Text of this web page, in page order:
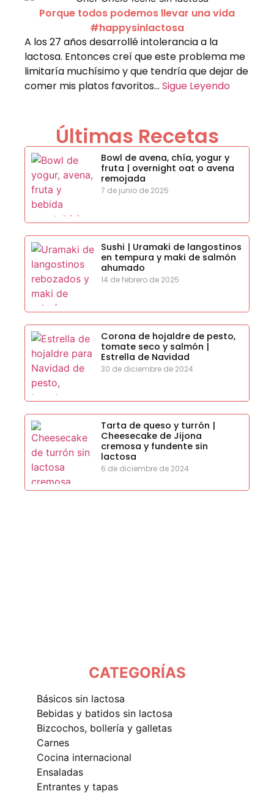
Porque todos podemos llevar una vida
#happysinlactosa
A los 27 años desarrollé intolerancia a la
lactosa. Entonces creí que este problema me
limitaría muchísimo y que tendría que dejar de
comer mis platos favoritos… Sigue Leyendo
Últimas Recetas
Bowl de avena, chía, yogur y
fruta | overnight oat o avena
remojada
7 de junio de 2025
Sushi | Uramaki de langostinos
en tempura y maki de salmón
ahumado
14 de febrero de 2025
Corona de hojaldre de pesto,
tomate seco y salmón |
Estrella de Navidad
30 de diciembre de 2024
Tarta de queso y turrón |
Cheesecake de Jijona
cremosa y fundente sin
lactosa
6 de diciembre de 2024
CATEGORÍAS
básicos sin lactosa
bebidas y batidos sin lactosa
bizcochos, bollería y galletas
carnes
cocina internacional
ensaladas
entrantes y tapas